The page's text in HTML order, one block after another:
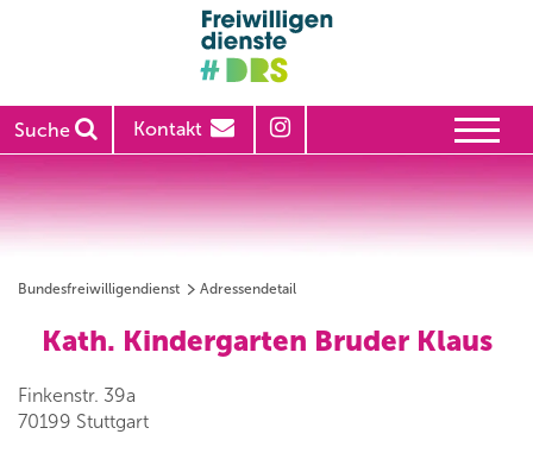
Suche Kontakt
Bundesfreiwilligendienst Adressendetail
Kath. Kindergarten Bruder Klaus
Finkenstr. 39a
70199 Stuttgart